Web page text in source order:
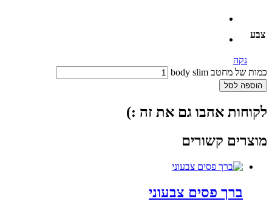
צבע
נקה
כמות של מחטב body slim
הוספה לסל
לקוחות אהבו גם את זה :)
מוצרים קשורים
ברך פסים צבעוני